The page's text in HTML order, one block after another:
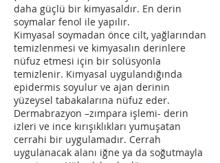
daha güçlü bir kimyasaldır. En derin
soymalar fenol ile yapılır.
Kimyasal soymadan önce cilt, yağlarından
temizlenmesi ve kimyasalın derinlere
nüfuz etmesi için bir solüsyonla
temizlenir. Kimyasal uygulandığında
epidermis soyulur ve ajan derinin
yüzeysel tabakalarına nüfuz eder.
Dermabrazyon –zımpara işlemi- derin
izleri ve ince kırışıklıkları yumuşatan
cerrahi bir uygulamadır. Cerrah
uygulanacak alanı iğne ya da soğutmayla